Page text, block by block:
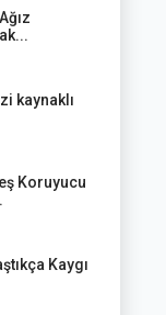
kaynaklı
Koruyucu
Kaygı